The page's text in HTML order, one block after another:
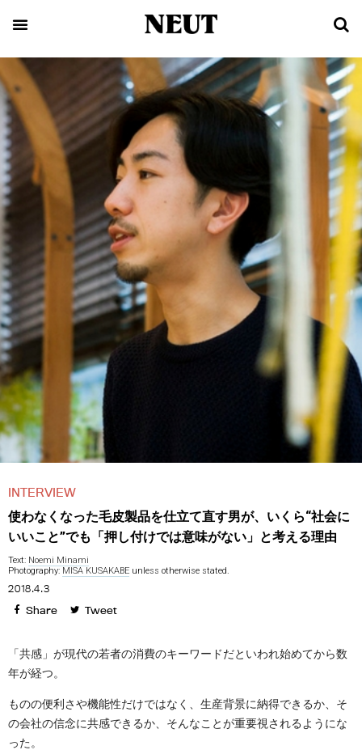
INTERVIEW
使わなくなった毛皮製品を仕立て直す男が、いくら“社会に
いいこと”でも「押し付けでは意味がない」と考える理由
Text: Noemi Minami
Photography: MISA KUSAKABE unless otherwise stated.
2018.4.3
Share Tweet
「共感」が現代の若者の消費のキーワードだといわれ始めてから数
年が経つ。
ものの便利さや機能性だけではなく、生産背景に納得できるか、そ
の会社の信念に共感できるか、そんなことが重要視されるようにな
った。